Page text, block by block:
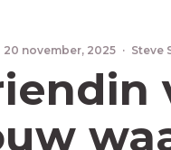
20 november, 2025 · Steve